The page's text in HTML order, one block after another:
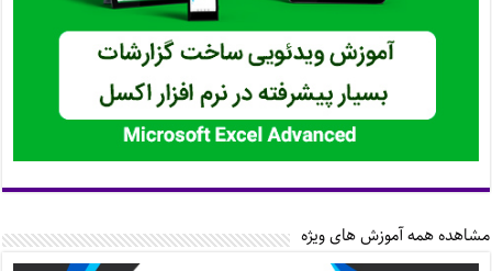
مشاهده همه آموزش های ویژه